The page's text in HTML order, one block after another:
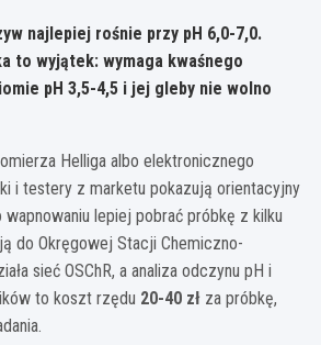
najlepiej rośnie przy pH 6,0-7,0.
to wyjątek: wymaga kwaśnego
pH 3,5-4,5 i jej gleby nie wolno
Helliga albo elektronicznego
i testery z marketu pokazują orientacyjny
lepiej pobrać próbkę z kilku
do Okręgowej Stacji Chemiczno-
sieć OSChR, a analiza odczynu pH i
to koszt rzędu 20-40 zł za próbkę,